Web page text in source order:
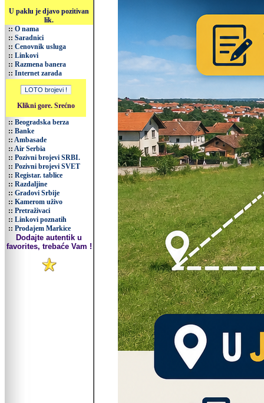
U paklu je djavo pozitivan
lik.
:: O nama
:: Saradnici
:: Cenovnik usluga
:: Linkovi
:: Razmena banera
:: Internet zarada
Klikni gore. Srećno
:: Beogradska berza
:: Banke
:: Ambasade
:: Air Serbia
:: Pozivni brojevi SRBI.
:: Pozivni brojevi SVET
:: Registar. tablice
:: Razdaljine
:: Gradovi Srbije
:: Kamerom uživo
:: Pretraživaci
:: Linkovi poznatih
:: Prodajem Markice
Dodajte autentik u
favorites, trebaće Vam !